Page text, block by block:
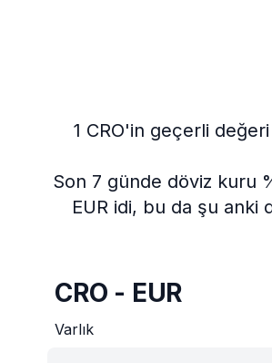
1 CRO'in geçerli değeri
Son 7 günde döviz kuru
EUR idi, bu da şu anki
CRO - EUR
Varlık